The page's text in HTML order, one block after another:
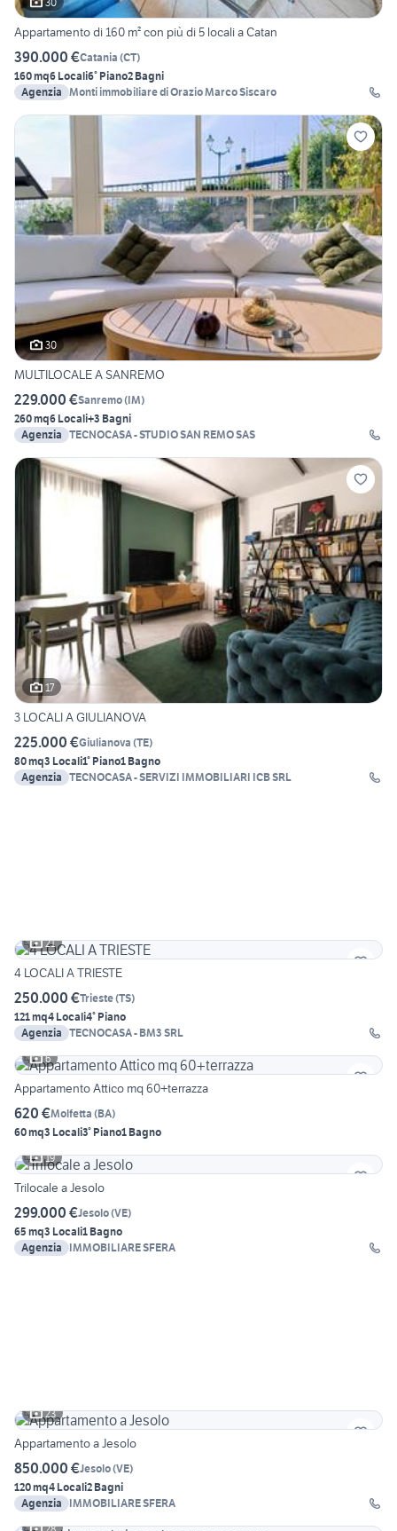
Appartamento di 160 m² con più di 5 locali a Catan
390.000 €Catania (CT)
160 mq6 Locali6° Piano2 Bagni
Agenzia Monti immobiliare di Orazio Marco Siscaro
30
MULTILOCALE A SANREMO
229.000 €Sanremo(IM)
260 mq6 Locali+3 Bagni
Agenzia TECNOCASA - STUDIO SAN REMO SAS
17
3 LOCALI A GIULIANOVA
225.000 €Giulianova (TE)
80 mq3 Locali1° Piano1 Bagno
Agenzia TECNOCASA - SERVIZI IMMOBILIARI ICB SRL
21
4 LOCALI A TRIESTE
250.000 €Trieste(TS)
121 mq4 Locali4° Piano
Agenzia TECNOCASA - BM3 SRL
6
Appartamento Attico mq 60+terrazza
620 €Molfetta (BA)
60 mq3 Locali3° Piano1 Bagno
19
Trilocale a Jesolo
299.000 €Jesolo(VE)
65 mq3 Locali1 Bagno
Agenzia
IMMOBILIARE SFERA
23
Appartamento a Jesolo
850.000 €Jesolo(VE)
120 mq4 Locali2 Bagni
Agenzia
IMMOBILIARE SFERA